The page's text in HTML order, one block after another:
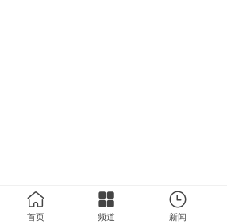
首页 频道 新闻